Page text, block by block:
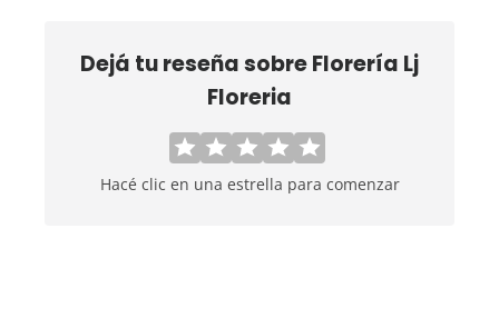
Dejá tu reseña sobreFlorería Lj
Floreria
Hacé clic en una estrella para comenzar